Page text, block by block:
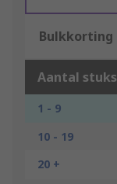
Bulkkorting
Aantal stuks
1 - 9
10 - 19
20 +